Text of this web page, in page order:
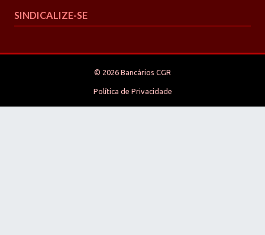
SINDICALIZE-SE
© 2026 Bancários CGR
Política de Privacidade